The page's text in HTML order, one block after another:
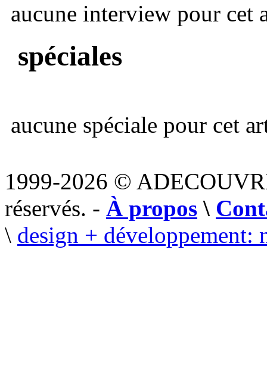
aucune interview pour cet
spéciales
aucune spéciale pour cet
1999-2026 ©
réservés. - À propos \
\ design + développement: